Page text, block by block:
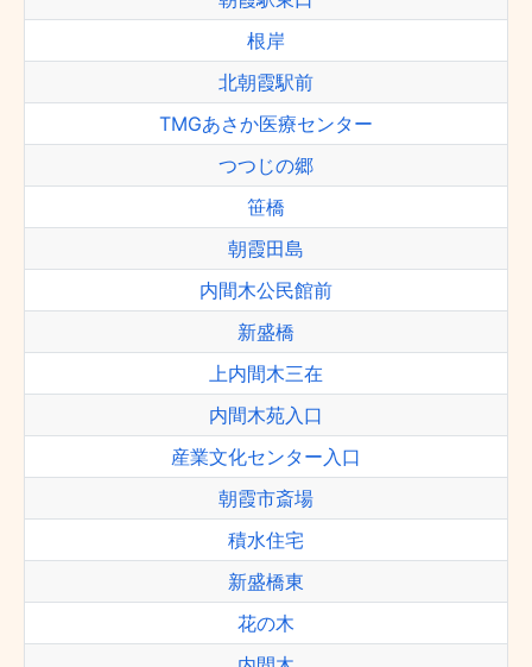
根岸
北朝霞駅前
TMGあさか医療センター
つつじの郷
笹橋
朝霞田島
内間木公民館前
新盛橋
上内間木三在
内間木苑入口
産業文化センター入口
朝霞市斎場
積水住宅
新盛橋東
花の木